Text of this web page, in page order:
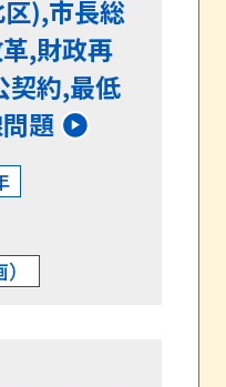
),市長総
,財政再
契約,最低
題